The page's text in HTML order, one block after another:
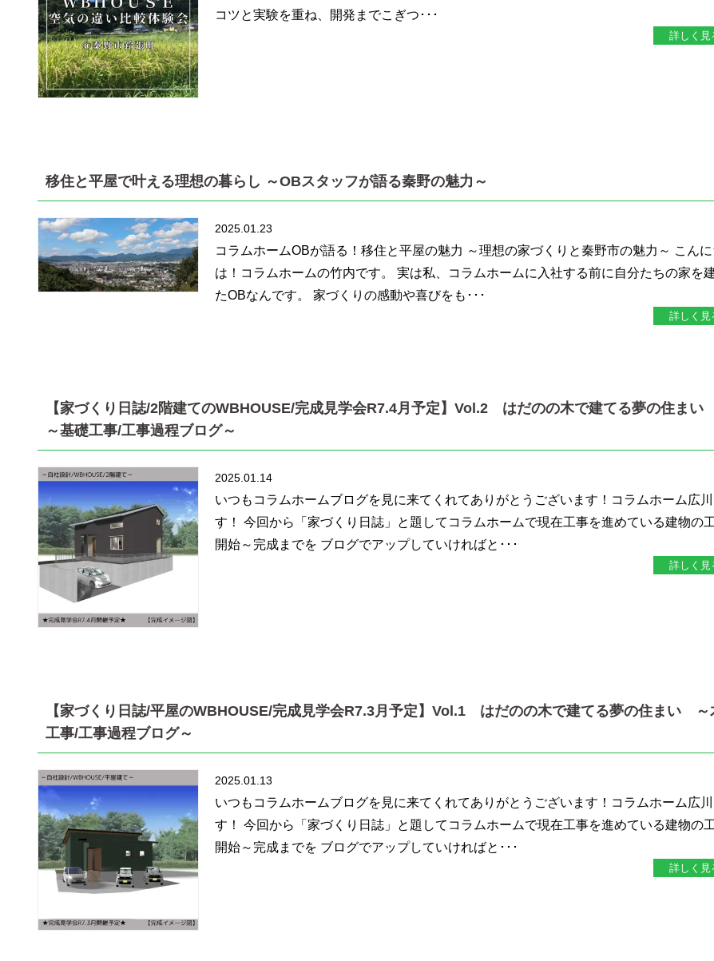
コツと実験を重ね、開発までこぎつ･･･
詳しく見
移住と平屋で叶える理想の暮らし ～OBスタッフが語る秦野の魅力～
2025.01.23
コラムホームOBが語る！移住と平屋の魅力 ～理想の家づくりと秦野市の魅力～ こんに
は！コラムホームの竹内です。 実は私、コラムホームに入社する前に自分たちの家を
たOBなんです。 家づくりの感動や喜びをも･･･
詳しく見
【家づくり日誌/2階建てのWBHOUSE/完成見学会R7.4月予定】Vol.2 はだのの木で建てる夢の住まい
～基礎工事/工事過程ブログ～
2025.01.14
いつもコラムホームブログを見に来てくれてありがとうございます！コラムホーム広
す！ 今回から「家づくり日誌」と題してコラムホームで現在工事を進めている建物の
開始～完成までを ブログでアップしていければと･･･
詳しく見
【家づくり日誌/平屋のWBHOUSE/完成見学会R7.3月予定】Vol.1 はだのの木で建てる夢の住まい ～
工事/工事過程ブログ～
2025.01.13
いつもコラムホームブログを見に来てくれてありがとうございます！コラムホーム広
す！ 今回から「家づくり日誌」と題してコラムホームで現在工事を進めている建物の
開始～完成までを ブログでアップしていければと･･･
詳しく見